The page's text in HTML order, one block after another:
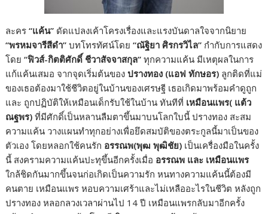
ละคร“แค้น” ดัดแปลงเค้าโครงเรื่องและแรงบันดาลใจจากนิยาย
“พรหมจารีสีดำ” บทโทรทัศน์โดย“ณัฐิยา ศิรกรวิไล” กำกับการแสดง
โดย“ฟิวส์-กิตติศักดิ์ ชีวาสัจจาสกุล” ทุกความแค้น มีเหตุผลในการ
แก้แค้นเสมอ จากจุดเริ่มต้นของปรางทอง (แอฟ ทักษอร) ลูกติดที่แม่
ของเธอต้องมาใช้ชีวิตอยู่ในบ้านของเศรษฐี เธอเกิดมาพร้อมคำดูถูก
และ ถูกปฏิบัติให้เหมือนเด็กรับใช้ในบ้าน ทันทีที่ เหมือนแพร( แต้ว
ณฐพร)ที่มีศักดิ์เป็นหลานลืมตาขึ้นมาบนโลกใบนี้ ปรางทอง สะสม
ความแค้น วางแผนทำทุกอย่างเพื่อยึดสมบัติของตระกูลนี้มาเป็นของ
ตัวเอง โดยหลอกใช้คนรัก อรรณพ(พุฒ พุฒิชัย) เป็นเครื่องมือในครั้ง
นี้ สงครามความแค้นปะทุขึ้นอีกครั้งเมื่อ อรรณพ และ เหมือนแพร
ใกล้ชิดกันมากขึ้นจนก่อเกิดเป็นความรัก หนทางความแค้นนี้ต้องมี
คนตาย เหมือนแพร หอบความเศร้าและไม่เหลืออะไรในชีวิต หลังถูก
ปรางทอง หลอกลวงเวลาผ่านไป 14 ปี เหมือนแพรกลับมาอีกครั้ง